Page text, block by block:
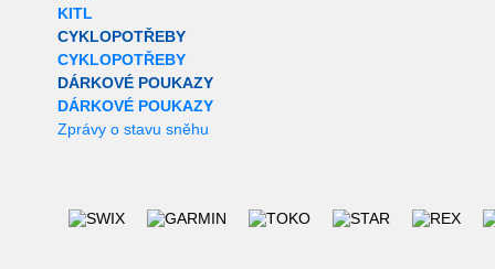
KITL
CYKLOPOTŘEBY
CYKLOPOTŘEBY
DÁRKOVÉ POUKAZY
DÁRKOVÉ POUKAZY
Zprávy o stavu sněhu